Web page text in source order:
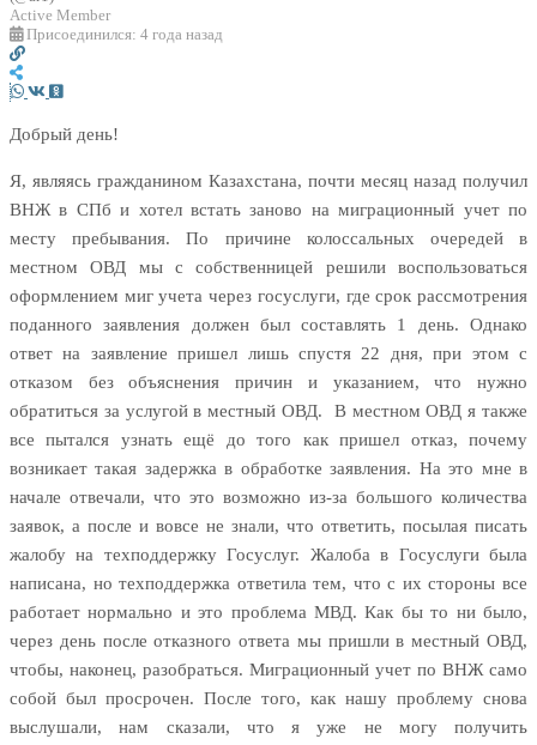
Active Member
Присоединился: 4 года назад
Добрый день!
Я, являясь гражданином Казахстана, почти месяц назад получил
ВНЖ в СПб и хотел встать заново на миграционный учет по
месту пребывания. По причине колоссальных очередей в
местном ОВД мы с собственницей решили воспользоваться
оформлением миг учета через госуслуги, где срок рассмотрения
поданного заявления должен был составлять 1 день. Однако
ответ на заявление пришел лишь спустя 22 дня, при этом с
отказом без объяснения причин и указанием, что нужно
обратиться за услугой в местный ОВД. В местном ОВД я также
все пытался узнать ещё до того как пришел отказ, почему
возникает такая задержка в обработке заявления. На это мне в
начале отвечали, что это возможно из-за большого количества
заявок, а после и вовсе не знали, что ответить, посылая писать
жалобу на техподдержку Госуслуг. Жалоба в Госуслуги была
написана, но техподдержка ответила тем, что с их стороны все
работает нормально и это проблема МВД. Как бы то ни было,
через день после отказного ответа мы пришли в местный ОВД,
чтобы, наконец, разобраться. Миграционный учет по ВНЖ само
собой был просрочен. После того, как нашу проблему снова
выслушали, нам сказали, что я уже не могу получить